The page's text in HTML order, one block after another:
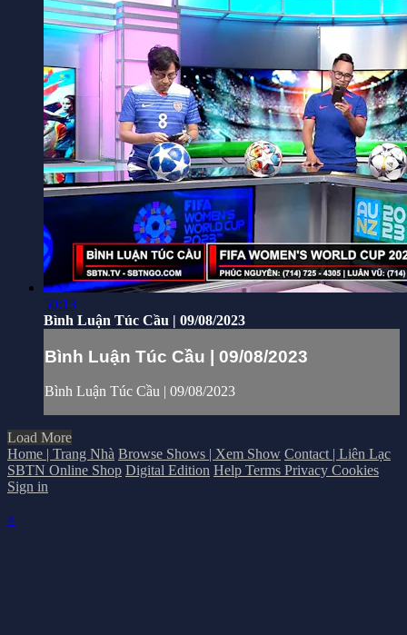
50:13
Bình Luận Túc Cầu | 09/08/2023
Bình Luận Túc Cầu | 09/08/2023
Bình Luận Túc Cầu | 09/08/2023
Load More
Home | Trang Nhà Browse Shows | Xem Show Contact | Liên Lạc
SBTN Online Shop Digital Edition Help Terms Privacy Cookies
Sign in
×